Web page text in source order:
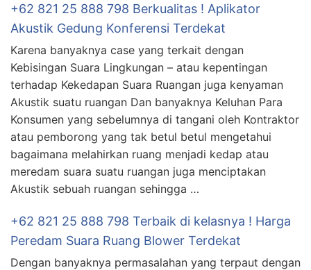
+62 821 25 888 798 Berkualitas ! Aplikator
Akustik Gedung Konferensi Terdekat
Karena banyaknya case yang terkait dengan
Kebisingan Suara Lingkungan – atau kepentingan
terhadap Kekedapan Suara Ruangan juga kenyaman
Akustik suatu ruangan Dan banyaknya Keluhan Para
Konsumen yang sebelumnya di tangani oleh Kontraktor
atau pemborong yang tak betul betul mengetahui
bagaimana melahirkan ruang menjadi kedap atau
meredam suara suatu ruangan juga menciptakan
Akustik sebuah ruangan sehingga …
+62 821 25 888 798 Terbaik di kelasnya ! Harga
Peredam Suara Ruang Blower Terdekat
Dengan banyaknya permasalahan yang terpaut dengan